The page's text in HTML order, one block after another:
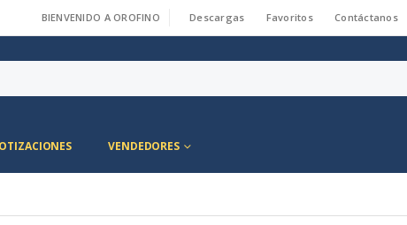
BIENVENIDO A OROFINO Descargas Favoritos Contáctanos
VENDEDORES